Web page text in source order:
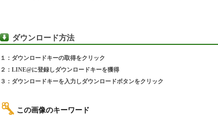
ダウンロード方法
１：ダウンロードキーの取得をクリック
２：LINE@に登録しダウンロードキーを獲得
３：ダウンロードキーを入力しダウンロードボタンをクリック
この画像のキーワード